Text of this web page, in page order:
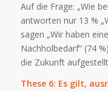
Auf die Frage: „Wie
antworten nur 13 %
sagen „Wir haben
Nachholbedarf“ (74
die Zukunft
These 6: Es gilt,